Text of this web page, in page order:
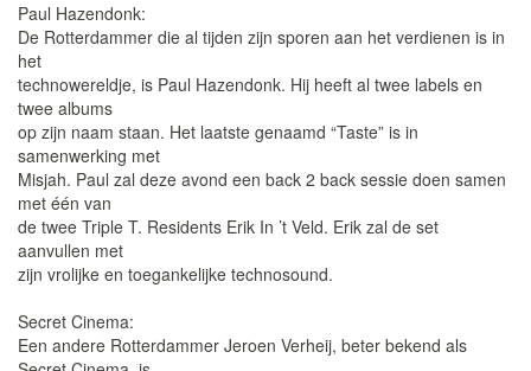
Paul Hazendonk:
De Rotterdammer die al tijden zijn sporen aan het verdienen is in
het
technowereldje, is Paul Hazendonk. Hij heeft al twee labels en
twee albums
op zijn naam staan. Het laatste genaamd “Taste” is in
samenwerking met
Misjah. Paul zal deze avond een back 2 back sessie doen samen
met één van
de twee Triple T. Residents Erik In ’t Veld. Erik zal de set
aanvullen met
zijn vrolijke en toegankelijke technosound.
Secret Cinema:
Een andere Rotterdammer Jeroen Verheij, beter bekend als